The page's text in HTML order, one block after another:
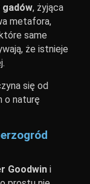
gadów, żyjąca
metafora,
same
że istnieje
się od
o naturę
Goodwin i